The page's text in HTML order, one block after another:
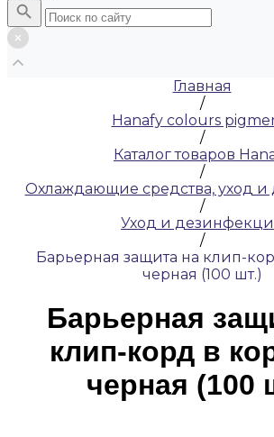
Главная
/
Hanafy colours
/
Каталог товаров
/
Охлаждающие средства, уход
/
Уход и
/
Барьерная защита на клип-
черная (100 шт.)
Барьерная
клип-корд в
черная (100